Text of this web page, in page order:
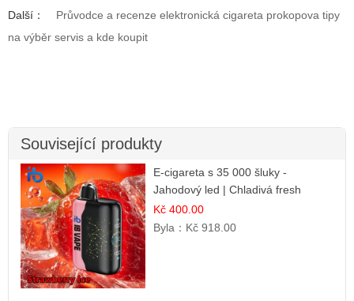
Další：
Průvodce a recenze elektronická cigareta prokopova tipy
na výběr servis a kde koupit
Související produkty
E-cigareta s 35 000 šluky -
Jahodový led | Chladivá fresh
příchuť
Kč 400.00
Byla： Kč 918.00